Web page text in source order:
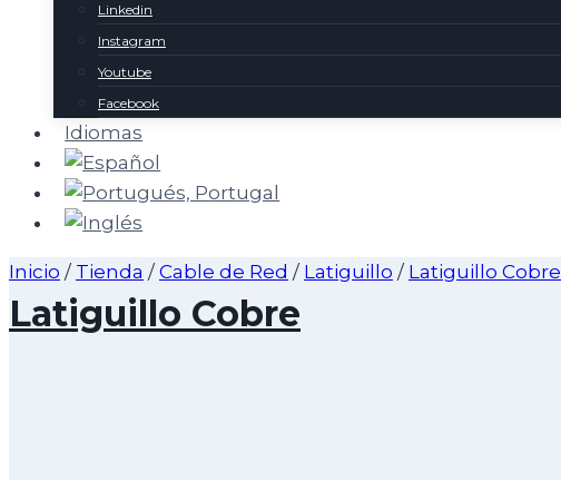
Linkedin
Instagram
Youtube
Facebook
Idiomas
Inicio / Tienda / Cable de Red / Latiguillo / Latiguillo Cobre
Latiguillo Cobre